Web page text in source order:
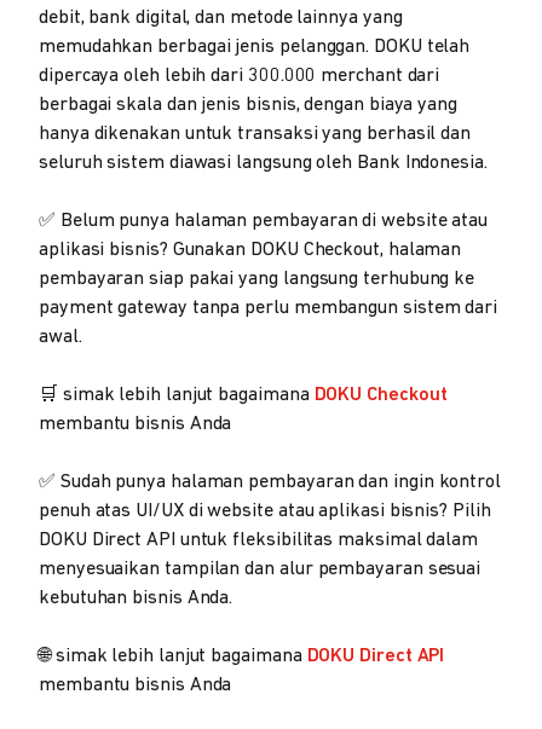
debit, bank digital, dan metode lainnya yang
memudahkan berbagai jenis pelanggan. DOKU telah
dipercaya oleh lebih dari 300.000 merchant dari
berbagai skala dan jenis bisnis, dengan biaya yang
hanya dikenakan untuk transaksi yang berhasil dan
seluruh sistem diawasi langsung oleh Bank Indonesia.
✅ Belum punya halaman pembayaran di website atau
aplikasi bisnis? Gunakan DOKU Checkout, halaman
pembayaran siap pakai yang langsung terhubung ke
payment gateway tanpa perlu membangun sistem dari
awal.
🛒 simak lebih lanjut bagaimana DOKU Checkout
membantu bisnis Anda
✅ Sudah punya halaman pembayaran dan ingin kontrol
penuh atas UI/UX di website atau aplikasi bisnis? Pilih
DOKU Direct API untuk fleksibilitas maksimal dalam
menyesuaikan tampilan dan alur pembayaran sesuai
kebutuhan bisnis Anda.
🌐 simak lebih lanjut bagaimana DOKU Direct API
membantu bisnis Anda